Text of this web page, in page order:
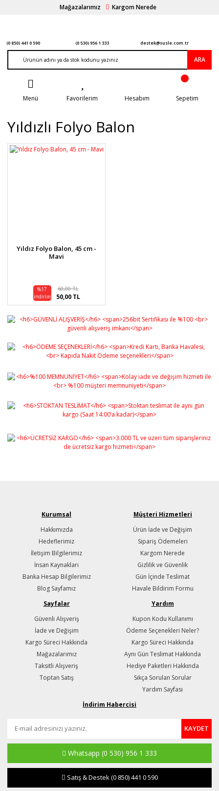
Mağazalarımız Kargom Nerede
(0 850) 441 0 590 (0 530) 956 1 333 destek@susle.com.tr
ARA
Menü Favorilerim Hesabım Sepetim
Yıldızlı Folyo Balon
Yıldız Folyo Balon, 45 cm -
Mavi
%17
indirim
60,00 TL
50,00 TL
Kurumsal
Hakkımızda
Hedeflerimiz
İletişim Bilgilerimiz
İnsan Kaynakları
Banka Hesap Bilgilerimiz
Blog Sayfamız
Müşteri Hizmetleri
Ürün İade ve Değişim
Sipariş Ödemeleri
Kargom Nerede
Gizlilik ve Güvenlik
Gün İçinde Teslimat
Havale Bildirim Formu
Sayfalar
Güvenli Alışveriş
İade ve Değişim
Kargo Süreci Hakkında
Mağazalarımız
Taksitli Alışveriş
Toptan Satış
Yardım
Kupon Kodu Kullanımı
Ödeme Seçenekleri Neler?
Kargo Süreci Hakkında
Aynı Gün Teslimat Hakkında
Hediye Paketleri Hakkında
Sıkça Sorulan Sorular
Yardım Sayfası
İndirim Habercisi
KAYDET
Whatsapp (0 530) 956 1 333
Satış & Destek(0 850) 441 0 590